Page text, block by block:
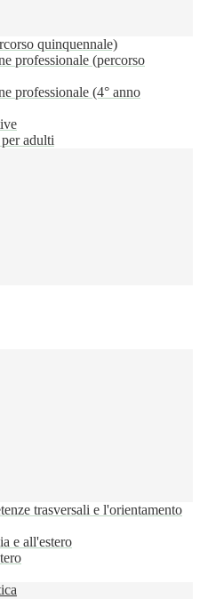
quinquennale)
professionale (percorso
professionale (4° anno
adulti
trasversali e l'orientamento
e all'estero